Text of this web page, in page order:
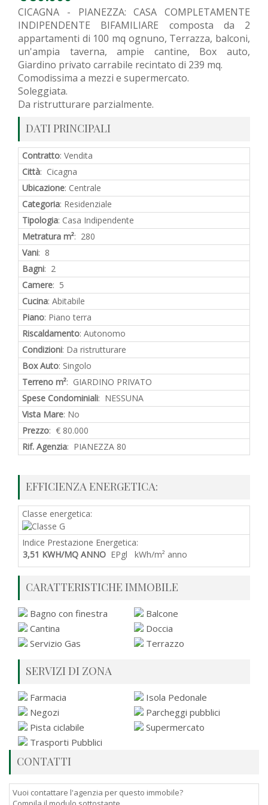
CICAGNA - PIANEZZA: CASA COMPLETAMENTE
INDIPENDENTE BIFAMILIARE composta da 2
appartamenti di 100 mq ognuno, Terrazza, balconi,
un'ampia taverna, ampie cantine, Box auto,
Giardino privato carrabile recintato di 239 mq.
Comodissima a mezzi e supermercato.
Soleggiata.
Da ristrutturare parzialmente.
DATI PRINCIPALI
Contratto: Vendita
Città: Cicagna
Ubicazione: Centrale
Categoria: Residenziale
Tipologia: Casa Indipendente
Metratura m²: 280
Vani: 8
Bagni: 2
Camere: 5
Cucina: Abitabile
Piano: Piano terra
Riscaldamento: Autonomo
Condizioni: Da ristrutturare
Box Auto: Singolo
Terreno m²: GIARDINO PRIVATO
Spese Condominiali: NESSUNA
Vista Mare: No
Prezzo: € 80.000
Rif. Agenzia: PIANEZZA 80
EFFICIENZA ENERGETICA:
Classe energetica:
Indice Prestazione Energetica:
3,51 KWH/MQ ANNO EPgl kWh/m² anno
CARATTERISTICHE IMMOBILE
Bagno con finestra
Balcone
Cantina
Doccia
Servizio Gas
Terrazzo
SERVIZI DI ZONA
Farmacia
Isola Pedonale
Negozi
Parcheggi pubblici
Pista ciclabile
Supermercato
Trasporti Pubblici
CONTATTI
Vuoi contattare l'agenzia per questo immobile?